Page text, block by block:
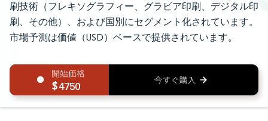
刷技術（フレキソグラフィー、グラビア印刷、デジタル印
刷、その他）、および国別にセグメント化されています。
市場予測は価値（USD）ベースで提供されています。
4750